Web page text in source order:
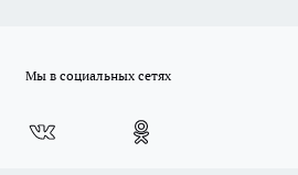
Мы в социальных сетях